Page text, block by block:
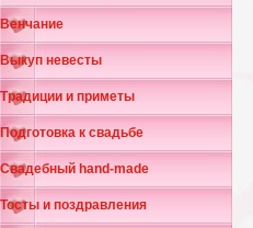
Венчание
Выкуп невесты
Традиции и приметы
Подготовка к свадьбе
Свадебный hand-made
Тосты и поздравления